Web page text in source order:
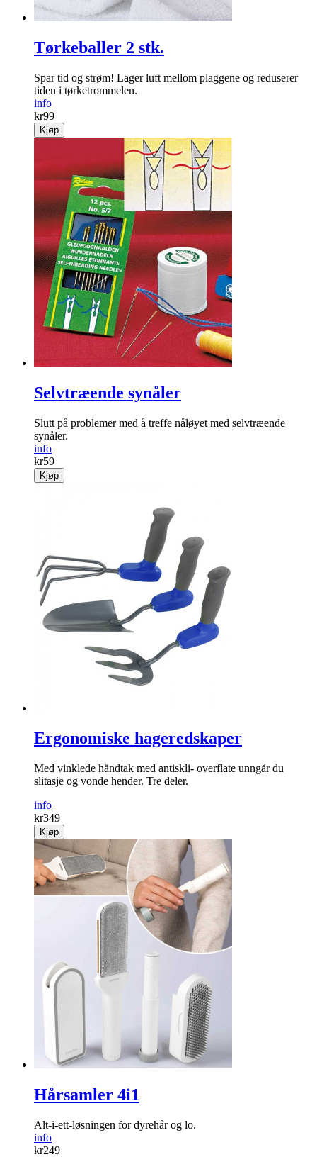
Tørkeballer 2 stk.
Spar tid og strøm! Lager luft mellom plaggene og ­reduserer
tiden i tørke­trommelen.
info
kr99
Kjøp
Selvtræende synåler
Slutt på problemer med å treffe nåløyet med selvtræende
synåler.
info
kr59
Kjøp
Ergonomiske hageredskaper
Med vinklede håndtak med antiskli- overflate unngår du
slitasje og vonde hender. Tre deler.
info
kr349
Kjøp
Hårsamler 4i1
Alt-i-ett-løsningen for dyrehår og lo.
info
kr249